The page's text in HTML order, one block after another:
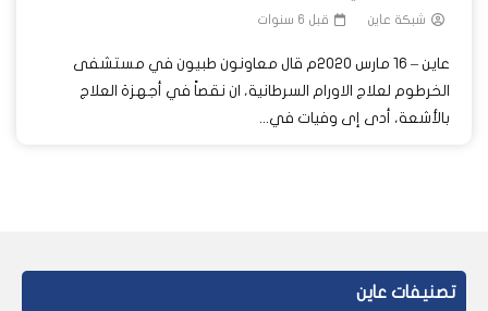
شبكة عاين قبل 6 سنوات
عاين – 16 مارس 2020م قال معاونون طبيون في مستشفى
الخرطوم لعلاج الاورام السرطانية، ان نقصاً في أجهزة العلاج
بالأشعة، أدى إى وفيات في...
تصنيفات عاين